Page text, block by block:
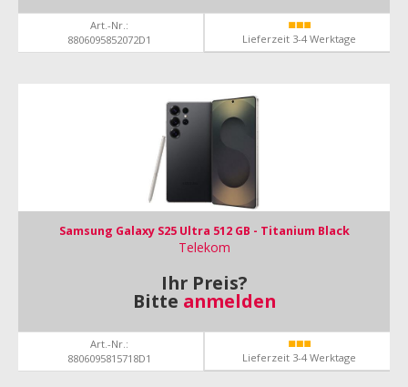
Art.-Nr.:
8806095852072D1
Lieferzeit 3-4 Werktage
Samsung Galaxy S25 Ultra 512 GB - Titanium Black
Telekom
Ihr Preis?
Bitte anmelden
Art.-Nr.:
8806095815718D1
Lieferzeit 3-4 Werktage